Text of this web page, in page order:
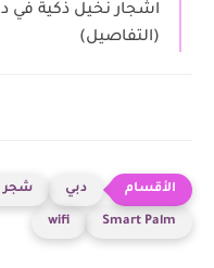
اشجار نخيل ذكية في
(التفاصيل)
دبي شجر
Smart Palm
wifi